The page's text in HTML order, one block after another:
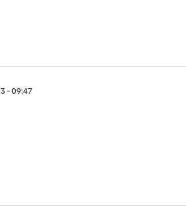
- 09:47